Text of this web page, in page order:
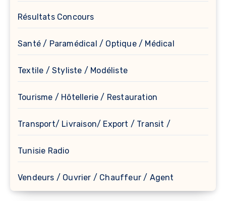
Résultats Concours
Santé / Paramédical / Optique / Médical
Textile / Styliste / Modéliste
Tourisme / Hôtellerie / Restauration
Transport/ Livraison/ Export / Transit /
Tunisie Radio
Vendeurs / Ouvrier / Chauffeur / Agent